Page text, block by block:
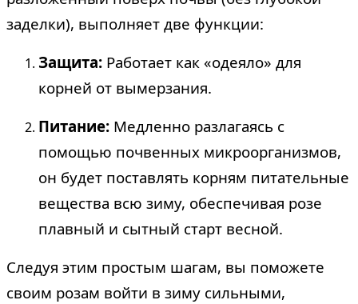
заделки), выполняет две функции:
Защита: Работает как «одеяло» для
корней от вымерзания.
Питание: Медленно разлагаясь с
помощью почвенных микроорганизмов,
он будет поставлять корням питательные
вещества всю зиму, обеспечивая розе
плавный и сытный старт весной.
Следуя этим простым шагам, вы поможете
своим розам войти в зиму сильными,